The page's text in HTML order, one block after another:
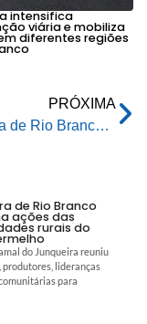
intensifica
viária e mobiliza
diferentes regiões
PRÓXIMA
Prefeitura de Rio Branco reajusta bolsa de estágio em 45% após 13 anos sem atualização
de Rio Branco
ações das
rurais do
do Junqueira reuniu
produtores, lideranças
para